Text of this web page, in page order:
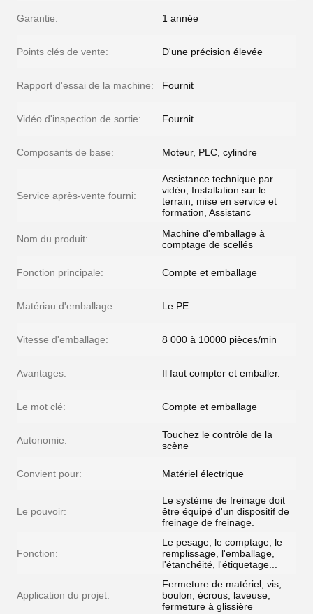
Garantie: 1 année
Points clés de vente: D'une précision élevée
Rapport d'essai de la machine: Fournit
Vidéo d'inspection de sortie: Fournit
Composants de base: Moteur, PLC, cylindre
Service après-vente fourni:
Assistance technique par
vidéo, Installation sur le
terrain, mise en service et
formation, Assistanc
Nom du produit:
Machine d'emballage à
comptage de scellés
Fonction principale: Compte et emballage
Matériau d'emballage: Le PE
Vitesse d'emballage: 8 000 à 10000 pièces/min
Avantages: Il faut compter et emballer.
Le mot clé: Compte et emballage
Autonomie:
Touchez le contrôle de la
scène
Convient pour: Matériel électrique
Le pouvoir:
Le système de freinage doit
être équipé d'un dispositif de
freinage de freinage.
Fonction:
Le pesage, le comptage, le
remplissage, l'emballage,
l'étanchéité, l'étiquetage...
Application du projet:
Fermeture de matériel, vis,
boulon, écrous, laveuse,
fermeture à glissière